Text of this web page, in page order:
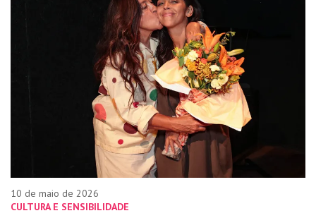
CULTURA E SENSIBILIDADE
10 de maio de 2026